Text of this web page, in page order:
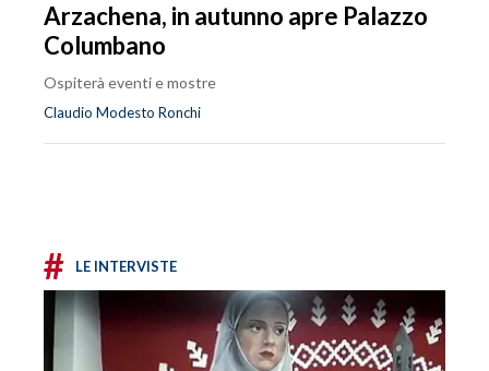
Arzachena, in autunno apre Palazzo
Columbano
Ospiterà eventi e mostre
Claudio Modesto Ronchi
# LE INTERVISTE